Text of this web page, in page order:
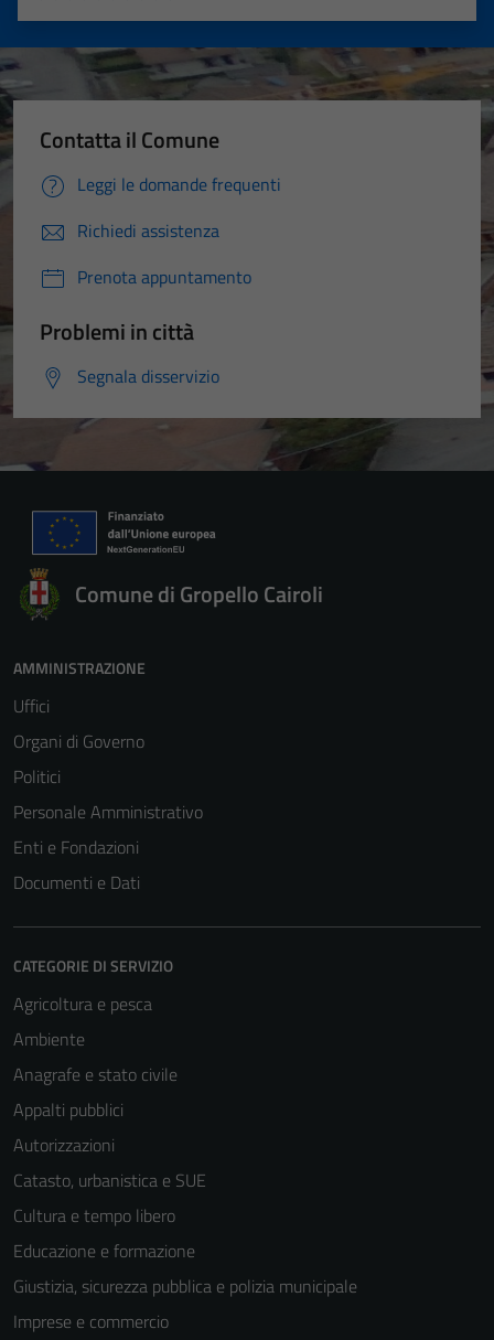
Valuta 5 stelle su 5
Valuta 4 stelle su 5
Valuta 3 stelle su 5
Valuta 2 stelle su 5
Valuta 1 stelle su 5
Contatta il Comune
Leggi le domande frequenti
Richiedi assistenza
Prenota appuntamento
Problemi in città
Segnala disservizio
Comune di Gropello Cairoli
AMMINISTRAZIONE
Uffici
Organi di Governo
Politici
Personale Amministrativo
Enti e Fondazioni
Documenti e Dati
CATEGORIE DI SERVIZIO
Agricoltura e pesca
Ambiente
Anagrafe e stato civile
Appalti pubblici
Autorizzazioni
Catasto, urbanistica e SUE
Cultura e tempo libero
Educazione e formazione
Giustizia, sicurezza pubblica e polizia municipale
Imprese e commercio